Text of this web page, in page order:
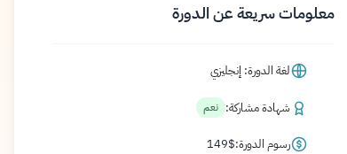
معلومات سريعة عن الدورة
لغة الدورة: إنجليزي
شهادة مشاركة: نعم
رسوم الدورة: 149$